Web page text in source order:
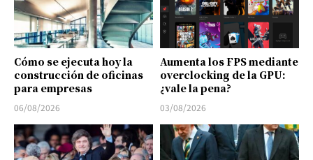
Cómo se ejecuta hoy la
construcción de oficinas
para empresas
06/08/2026
Aumenta los FPS mediante
overclocking de la GPU:
¿vale la pena?
03/08/2026